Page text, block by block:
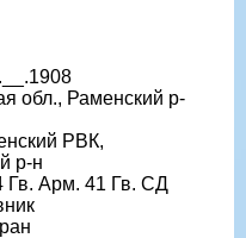
обл., Раменский р-
РВК,
р-н
Гв. Арм. 41 Гв. СД